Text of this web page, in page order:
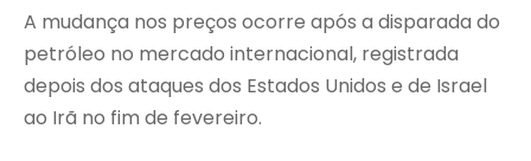
A mudança nos preços ocorre após a disparada do
petróleo no mercado internacional, registrada
depois dos ataques dos Estados Unidos e de Israel
ao Irã no fim de fevereiro.